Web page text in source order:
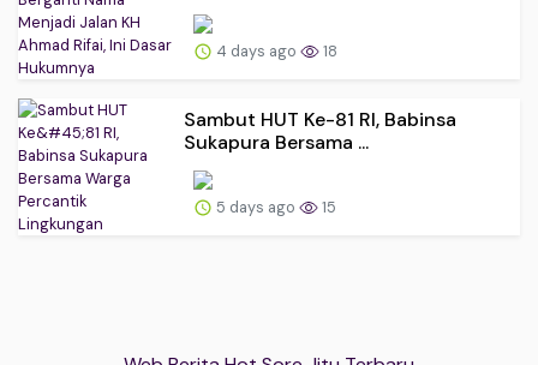
4 days ago 18
Sambut HUT Ke-81 RI, Babinsa
Sukapura Bersama ...
5 days ago 15